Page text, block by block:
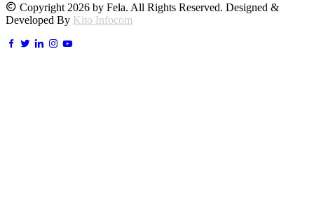
Copyright 2026 by Fela. All Rights Reserved. Designed &
Developed By Kito Infocom